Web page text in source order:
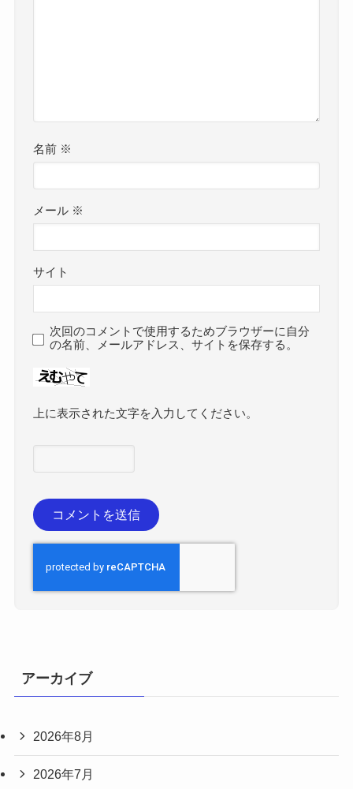
名前 ※
メール ※
サイト
次回のコメントで使用するためブラウザーに自分
の名前、メールアドレス、サイトを保存する。
上に表示された文字を入力してください。
アーカイブ
2026年8月
2026年7月